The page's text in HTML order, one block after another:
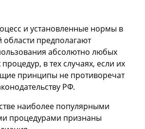
и установленные нормы в
предполагают
абсолютно любых
в тех случаях, если их
принципы не противоречат
РФ.
наиболее популярными
процедурами признаны